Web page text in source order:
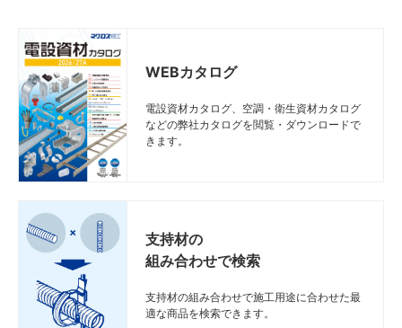
WEBカタログ
電設資材カタログ、空調・衛生資材カタログ
などの弊社カタログを閲覧・ダウンロードで
きます。
支持材の
組み合わせで検索
支持材の組み合わせで施工用途に合わせた最
適な商品を検索できます。